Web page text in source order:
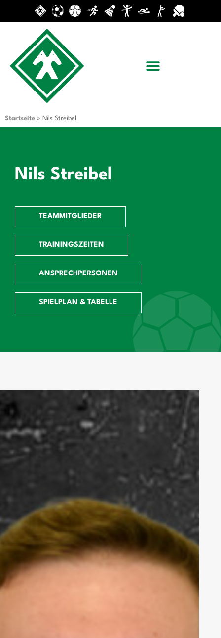
Startseite » Nils Streibel
Nils Streibel
TEAMMITGLIEDER
TRAININGSZEITEN
ANSPRECHPERSONEN
SPIELPLAN & TABELLE